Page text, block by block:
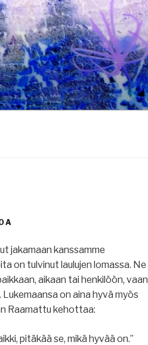
jakamaan kanssamme
on tulvinut laulujen lomassa. Ne
aikaan tai henkilöön, vaan
on aina hyvä myös
Raamattu kehottaa:
pitäkää se, mikä hyvää on.”